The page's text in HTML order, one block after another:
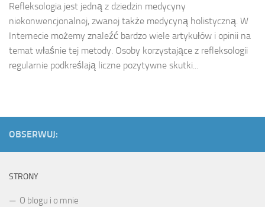
Refleksologia jest jedną z dziedzin medycyny
niekonwencjonalnej, zwanej także medycyną holistyczną. W
Internecie możemy znaleźć bardzo wiele artykułów i opinii na
temat właśnie tej metody. Osoby korzystające z refleksologii
regularnie podkreślają liczne pozytywne skutki...
OBSERWUJ:
STRONY
O blogu i o mnie